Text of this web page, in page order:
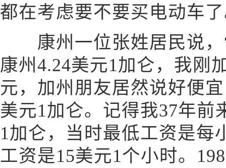
都在考虑要不要买电动车
康州一位张姓居民说，
康州4.24美元1加仑，我刚
元，加州朋友居然说好便
美元1加仑。记得我37年前
1加仑，当时最低工资是每
工资是15美元1个小时。